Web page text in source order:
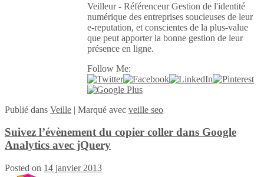
Veilleur - Référenceur Gestion de l'identité
numérique des entreprises soucieuses de leur
e-reputation, et conscientes de la plus-value
que peut apporter la bonne gestion de leur
présence en ligne.
Follow Me:
Publié dans Veille | Marqué avec veille seo
Suivez l’évènement du copier coller dans Google
Analytics avec jQuery
Posted on 14 janvier 2013